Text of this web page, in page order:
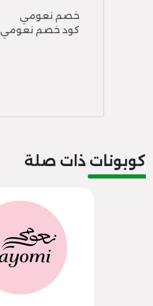
خصم نعومي
كود خصم نعومي
كوبونات ذات صلة